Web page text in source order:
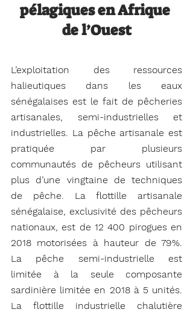
pélagiques en Afrique
de l’Ouest
L’exploitation des ressources
halieutiques dans les eaux
sénégalaises est le fait de pêcheries
artisanales, semi-industrielles et
industrielles. La pêche artisanale est
pratiquée par plusieurs
communautés de pêcheurs utilisant
plus d’une vingtaine de techniques
de pêche. La flottille artisanale
sénégalaise, exclusivité des pêcheurs
nationaux, est de 12 400 pirogues en
2018 motorisées à hauteur de 79%.
La pêche semi-industrielle est
limitée à la seule composante
sardinière limitée en 2018 à 5 unités.
La flottille industrielle chalutière